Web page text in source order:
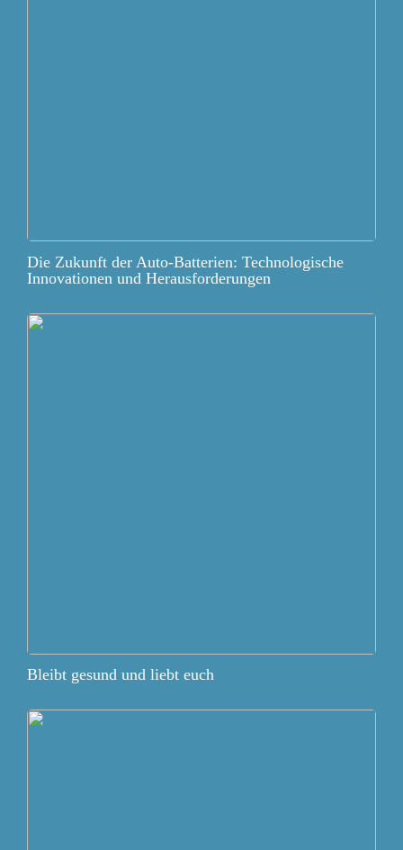
Die Zukunft der Auto-Batterien: Technologische
Innovationen und Herausforderungen
Bleibt gesund und liebt euch